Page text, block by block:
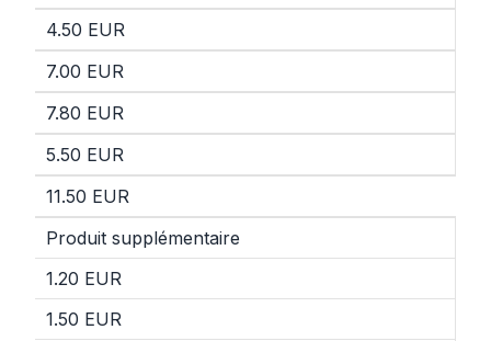
4.50 EUR
7.00 EUR
7.80 EUR
5.50 EUR
11.50 EUR
Produit supplémentaire
1.20 EUR
1.50 EUR